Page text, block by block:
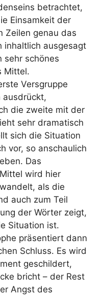
betrachtet,
Einsamkeit der
Zeilen genau das
inhaltlich ausgesagt
sehr schönes
Mittel.
Versgruppe
ausdrückt,
die zweite mit der
sehr dramatisch
sich die Situation
vor, so anschaulich
Das
wird hier
als die
auch zum Teil
der Wörter zeigt,
Situation ist.
präsentiert dann
Schluss. Es wird
geschildert,
bricht – der Rest
Angst des